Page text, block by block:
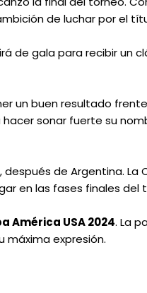
de luchar por el
de gala para recibir un
un buen resultado
sonar fuerte su
de Argentina. La
en las fases finales del
América USA 2024. La
máxima expresión.